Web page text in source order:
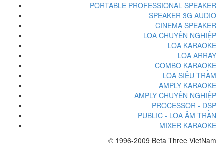
PORTABLE PROFESSIONAL SPEAKER
SPEAKER 3G AUDIO
CINEMA SPEAKER
LOA CHUYÊN NGHIỆP
LOA KARAOKE
LOA ARRAY
COMBO KARAOKE
LOA SIÊU TRẦM
AMPLY KARAOKE
AMPLY CHUYÊN NGHIỆP
PROCESSOR - DSP
PUBLIC - LOA ÂM TRẦN
MIXER KARAOKE
© 1996-2009 Beta Three VietNam